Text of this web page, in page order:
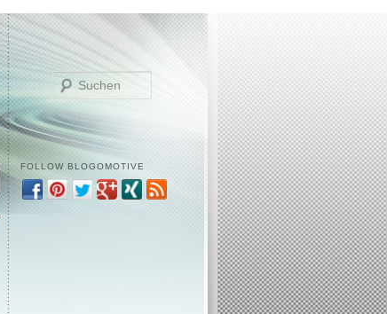
FOLLOW BLOGOMOTIVE